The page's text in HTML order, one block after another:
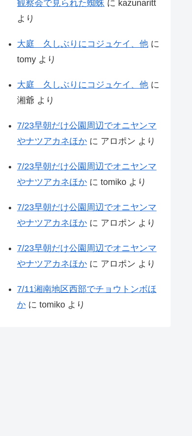
観察会で見られた蜘蛛 に kazunaritt
より
大庭 久しぶりにコジュケイ、他 に
tomy より
大庭 久しぶりにコジュケイ、他 に
湘爺 より
7/23早朝だけ公園周辺でオニヤンマ
やナツアカネほか に アロポン より
7/23早朝だけ公園周辺でオニヤンマ
やナツアカネほか に tomiko より
7/23早朝だけ公園周辺でオニヤンマ
やナツアカネほか に アロポン より
7/23早朝だけ公園周辺でオニヤンマ
やナツアカネほか に アロポン より
7/11湘南地区西部でチョウトンボほ
か に tomiko より